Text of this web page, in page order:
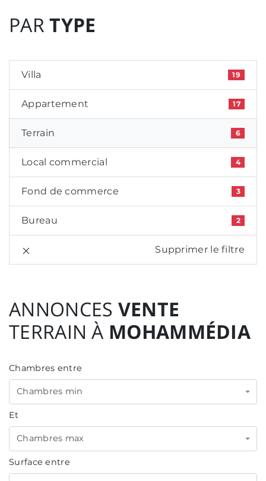
PARTYPE
Villa 19
Appartement 17
Terrain 6
Local commercial 4
Fond de commerce 3
Bureau 2
Supprimer le filtre
ANNONCES VENTE
TERRAIN À MOHAMMÉDIA
Chambres entre
Chambres min
Et
Chambres max
Surface entre